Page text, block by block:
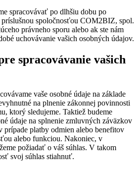
spracovávať po dlhšiu dobu po
spoločnosťou COM2BIZ, spol.
právneho sporu alebo ak ste nám
uchovávanie vašich osobných údajov.
spracovávanie vašich
vaše osobné údaje na základe
na plnenie zákonnej povinnosti
ktorý sledujeme. Taktiež budeme
údaje na splnenie zmluvných záväzkov
prípade platby odmien alebo benefitov
alebo funkciou. Nakoniec, v
požiadať o váš súhlas. V takom
svoj súhlas stiahnuť.